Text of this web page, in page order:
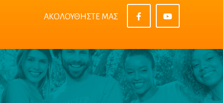
ΑΚΟΛΟΥΘΗΣΤΕ ΜΑΣ